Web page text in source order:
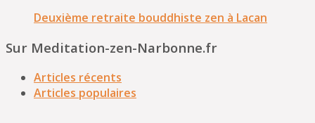
Deuxième retraite bouddhiste zen à Lacan
Sur Meditation-zen-Narbonne.fr
Articles récents
Articles populaires